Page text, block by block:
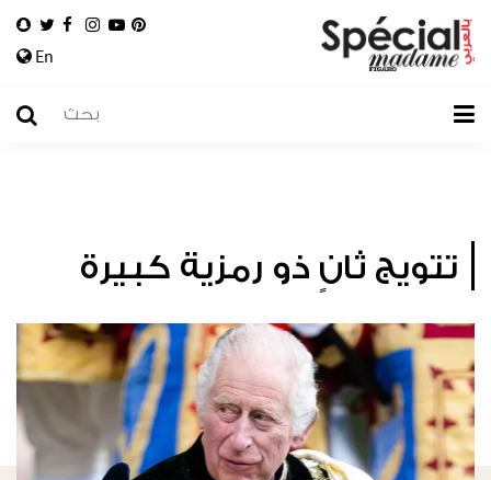
En
تتويج ثانٍ ذو رمزية كبيرة